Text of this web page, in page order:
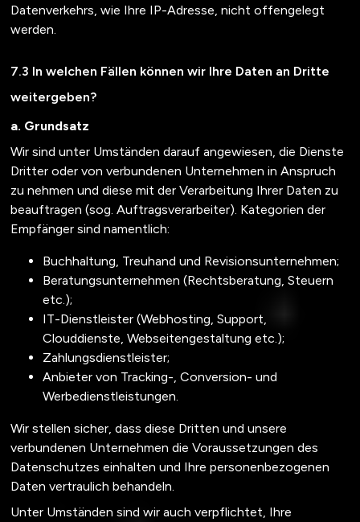
Datenverkehrs, wie Ihre IP-Adresse, nicht offengelegt
werden.
In welchen Fällen können wir Ihre Daten an Dritte
weitergeben?
a. Grundsatz
Wir sind unter Umständen darauf angewiesen, die Dienste
Dritter oder von verbundenen Unternehmen in Anspruch
zu nehmen und diese mit der Verarbeitung Ihrer Daten zu
beauftragen (sog. Auftragsverarbeiter). Kategorien der
Empfänger sind namentlich:
Buchhaltung, Treuhand und Revisionsunternehmen;
Beratungsunternehmen (Rechtsberatung, Steuern
etc.);
IT-Dienstleister (Webhosting, Support,
Clouddienste, Webseitengestaltung etc.);
Zahlungsdienstleister;
Anbieter von Tracking-, Conversion- und
Werbedienstleistungen.
Wir stellen sicher, dass diese Dritten und unsere
verbundenen Unternehmen die Voraussetzungen des
Datenschutzes einhalten und Ihre personenbezogenen
Daten vertraulich behandeln.
Unter Umständen sind wir auch verpflichtet, Ihre